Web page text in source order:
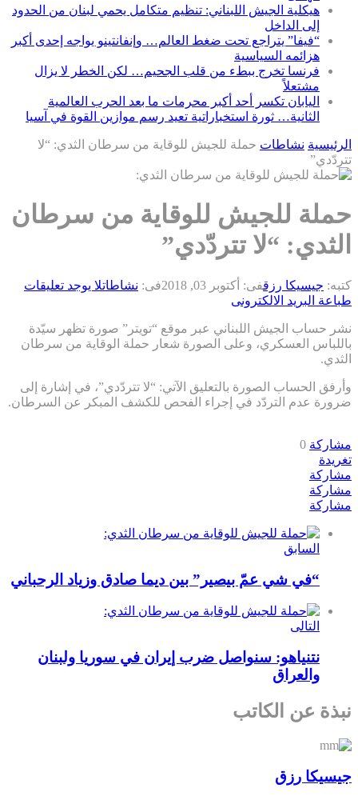
هيكلية الجيش اللبناني: تنظيم متكامل يحمي لبنان من الحدود
إلى الداخل
“فيفا” يتراجع تحت ضغط العالم… وإنفانتينو يواجه إحدى أكبر
هزائمه السياسية
فرنسا تخرج ببطء من قلب الجحيم… لكن الخطر لا يزال
مشتعلاً
اليابان تكسر أحد أكبر محرمات ما بعد الحرب العالمية
الثانية… ثورة استخباراتية تعيد رسم موازين القوة في آسيا
الرئيسية نشاطات حملة للجيش للوقاية من سرطان الثدي: “لا
تتردّدي”
حملة للجيش للوقاية من سرطان
الثدي: “لا تتردّدي”
كتبه: جيسيكا رزقفى: أكتوبر 03, 2018 فى: نشاطاتلا يوجد تعليقات
طباعة البريد الالكترونى
نشر حساب الجيش اللبناني عبر موقع “تويتر” صورة تظهر سيّدة
باللباس العسكري، وعلى الصورة شعار حملة الوقاية من سرطان
الثدي.
وأرفق الحساب الصورة بالتعليق الآتي: “لا تتردّدي”، في إشارة إلى
ضرورة عدم التردّد في إجراء الفحص للكشف المبكر عن السرطان.
مشاركة 0
تغريدة
مشاركة
مشاركة
مشاركة
السابق
“في شي عمّ بيصير” بين ديما صادق وزياد الرحباني
التالى
نتنياهو: سنواصل ضرب إيران في سوريا ولبنان
والعراق
نبذة عن الكاتب
جيسيكا رزق